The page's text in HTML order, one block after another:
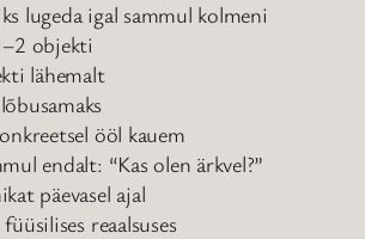
lugeda igal sammul kolmeni
objekti
lähemalt
ööl kauem
endalt: “Kas olen ärkvel?”
päevasel ajal
reaalsuses